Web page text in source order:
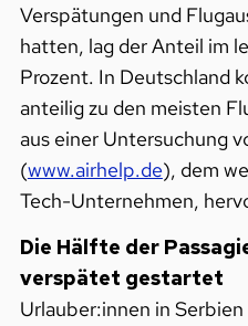
Verspätungen und
hatten, lag der Anteil im
Prozent. In Deutschland
anteilig zu den meisten
aus einer Untersuchung
(www.airhelp.de), dem
Tech-Unternehmen,
Die Hälfte der
verspätet gestartet
Urlauber:innen in